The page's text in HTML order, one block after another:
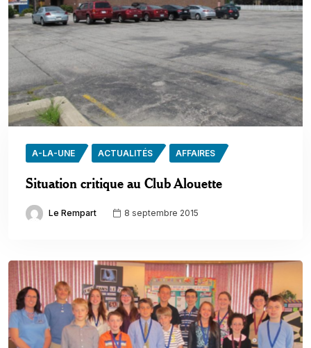
A-LA-UNE ACTUALITÉS AFFAIRES
Situation critique au Club Alouette
Le Rempart 8 septembre 2015